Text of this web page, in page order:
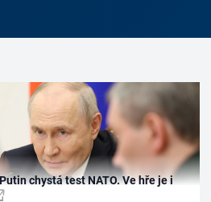
chystá test NATO. Ve hře je i